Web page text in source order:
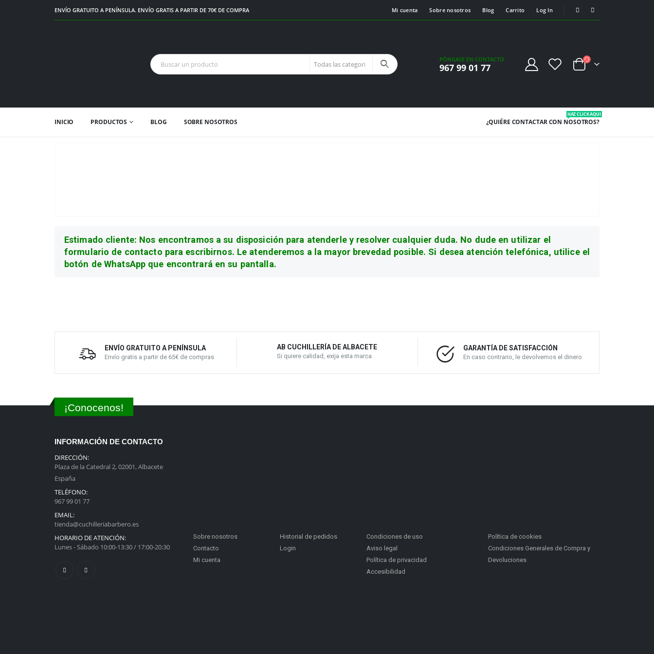
ENVÍO GRATUITO A PENÍNSULA. ENVÍO GRATIS A PARTIR DE 70€ DE COMPRA Mi cuenta Sobre nosotros Blog Carrito Log In
PÓNGASE EN CONTACTO
967 99 01 77
INICIO PRODUCTOS BLOG SOBRE NOSOTROS ¿QUIÉRE CONTACTAR CON NOSOTROS?
HAZ CLICK AQUI
Estimado cliente: Nos encontramos a su disposición para atenderle y resolver cualquier duda. No dude en utilizar el
formulario de contacto para escribirnos. Le atenderemos a la mayor brevedad posible. Si desea atención telefónica, utilice el
botón de WhatsApp que encontrará en su pantalla.
ENVÍO GRATUITO A PENÍNSULA
Envío gratis a partir de 65€ de compras
AB CUCHILLERÍA DE ALBACETE
Si quiere calidad, exija esta marca
GARANTÍA DE SATISFACCIÓN
En caso contrario, le devolvemos el dinero
¡Conocenos!
INFORMACIÓN DE CONTACTO
DIRECCIÓN:
Plaza de la Catedral 2, 02001, Albacete
España
TELÉFONO:
967 99 01 77
EMAIL:
tienda@cuchilleriabarbero.es
HORARIO DE ATENCIÓN:
Lunes - Sábado 10:00-13:30 / 17:00-20:30
Sobre nosotros
Contacto
Mi cuenta
Historial de pedidos
Login
Condiciones de uso
Aviso legal
Política de privacidad
Accesibilidad
Política de cookies
Condiciones Generales de Compra y
Devoluciones